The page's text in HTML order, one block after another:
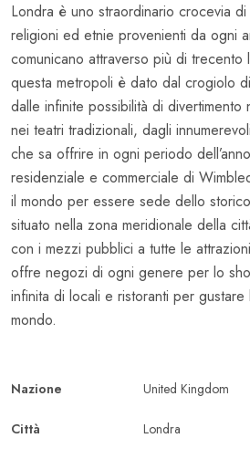
Londra è uno straordinario crocevia
religioni ed etnie provenienti da ogni
comunicano attraverso più di trecento
questa metropoli è dato dal crogiolo
dalle infinite possibilità di divertimento
nei teatri tradizionali, dagli
che sa offrire in ogni periodo
residenziale e commerciale di
il mondo per essere sede dello
situato nella zona meridionale della
con i mezzi pubblici a tutte le
offre negozi di ogni genere per lo
infinita di locali e ristoranti per
mondo.
Nazione United Kingdom
Città Londra